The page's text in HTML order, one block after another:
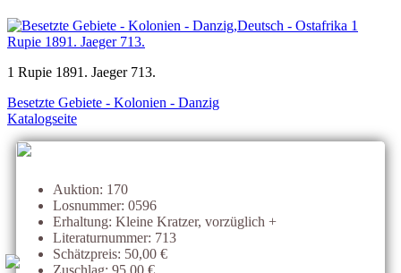
1 Rupie 1891. Jaeger 713.
Besetzte Gebiete - Kolonien - Danzig
Katalogseite
Auktion: 170
Losnummer: 0596
Erhaltung: Kleine Kratzer, vorzüglich +
Literaturnummer: 713
Schätzpreis: 50,00 €
Zuschlag: 95,00 €